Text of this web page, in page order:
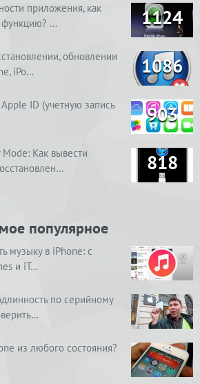
приложения, как
функцию? …
1124
обновлении
iPo…
1086
ID (учетную запись
903
Как вывести
818
популярное
музыку в iPhone: с
и iT…
по серийному
из любого состояния?